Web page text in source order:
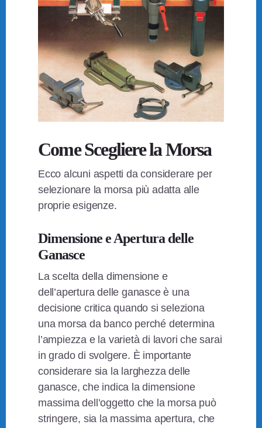
Come Scegliere la Morsa
Ecco alcuni aspetti da considerare per
selezionare la morsa più adatta alle
proprie esigenze.
Dimensione e Apertura delle
Ganasce
La scelta della dimensione e
dell’apertura delle ganasce è una
decisione critica quando si seleziona
una morsa da banco perché determina
l’ampiezza e la varietà di lavori che sarai
in grado di svolgere. È importante
considerare sia la larghezza delle
ganasce, che indica la dimensione
massima dell’oggetto che la morsa può
stringere, sia la massima apertura, che